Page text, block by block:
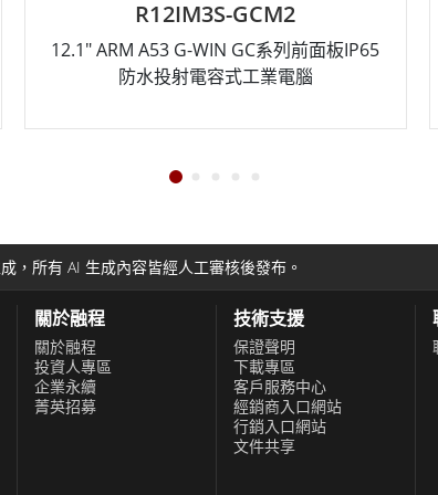
R15IM3S-GCC3
G-WIN GC系列前面板IP65防
投射電容式工業電腦
19" ARM A53
水投
，所有 AI 生成內容皆經人工審核後發布。
關於融程
關於融程
投資人專區
企業永續
菁英招募
技術支援
保證聲明
下載專區
客戶服務中心
經銷商入口網站
行銷入口網站
文件共享